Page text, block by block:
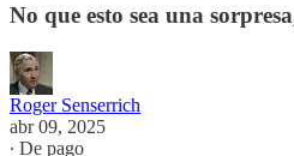
No que esto sea una
Roger Senserrich
abr 09, 2025
∙ De pago